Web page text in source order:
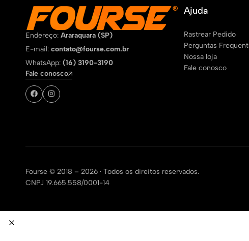
Endereço: Araraquara (SP)
E-mail: contato@fourse.com.br
WhatsApp: (16) 3190-3190
Fale conosco
Ajuda
Rastrear Pedido
Perguntas
Nossa loja
Fale conosco
Fourse © 2018 – 2026 · Todos os direitos reservados.
CNPJ 19.665.558/0001-14